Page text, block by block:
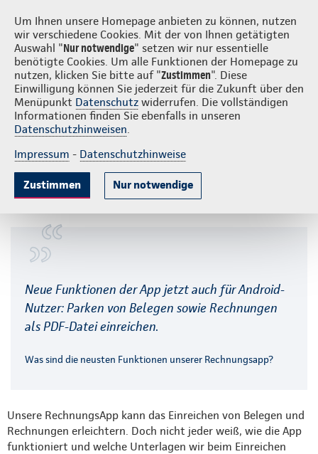
Um Ihnen unsere Homepage anbieten zu können, nutzen
wir verschiedene Cookies. Mit der von Ihnen getätigten
Auswahl "Nur notwendige" setzen wir nur essentielle
benötigte Cookies. Um alle Funktionen der Homepage zu
nutzen, klicken Sie bitte auf "Zustimmen". Diese
Einwilligung können Sie jederzeit für die Zukunft über den
Menüpunkt Datenschutz widerrufen. Die vollständigen
Informationen finden Sie ebenfalls in unseren
Datenschutzhinweisen.
Impressum - Datenschutzhinweise
Zustimmen Nur notwendige
Continentale vor Ort
Hilfe zur RechnungsApp der
Continentale
Auf dieser Seite:
Registrierung
Einreichung
Digitale Postbox
Passwort vergessen
Allgemeine Fragen zur RechnungsApp
Neue Funktionen der App jetzt auch für Android-
Nutzer: Parken von Belegen sowie Rechnungen
als PDF-Datei einreichen.
Was sind die neusten Funktionen unserer Rechnungsapp?
Unsere RechnungsApp kann das Einreichen von Belegen und
Rechnungen erleichtern. Doch nicht jeder weiß, wie die App
funktioniert und welche Unterlagen wir beim Einreichen